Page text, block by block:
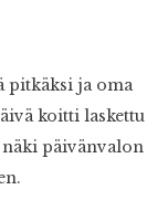
pitkäksi ja oma
koitti laskettu
näki päivänvalon